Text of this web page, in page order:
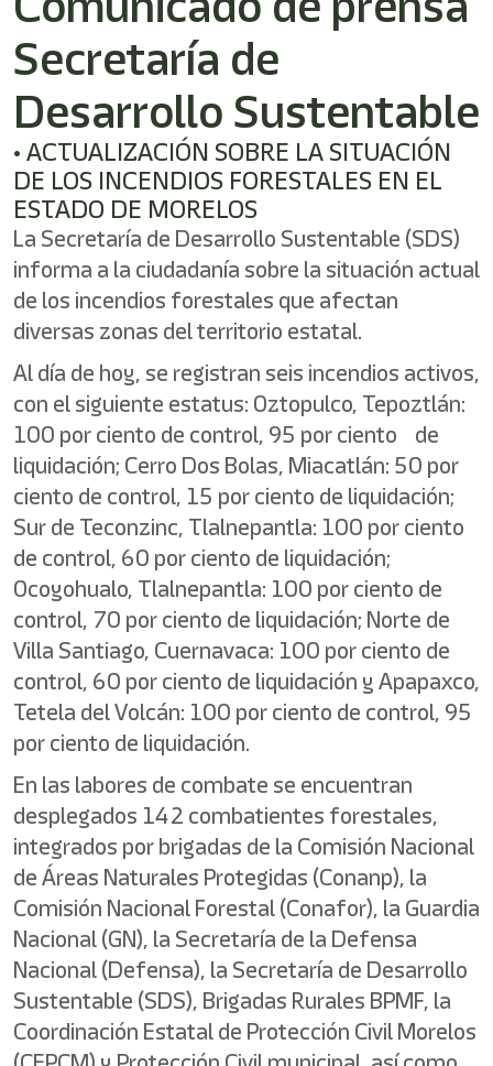
Secretaría de
Desarrollo Sustentable
• ACTUALIZACIÓN SOBRE LA SITUACIÓN
DE LOS INCENDIOS FORESTALES EN EL
ESTADO DE MORELOS
La Secretaría de Desarrollo Sustentable (SDS)
informa a la ciudadanía sobre la situación actual
de los incendios forestales que afectan
diversas zonas del territorio estatal.
Al día de hoy, se registran seis incendios activos,
con el siguiente estatus: Oztopulco, Tepoztlán:
100 por ciento de control, 95 por ciento de
liquidación; Cerro Dos Bolas, Miacatlán: 50 por
ciento de control, 15 por ciento de liquidación;
Sur de Teconzinc, Tlalnepantla: 100 por ciento
de control, 60 por ciento de liquidación;
Ocoyohualo, Tlalnepantla: 100 por ciento de
control, 70 por ciento de liquidación; Norte de
Villa Santiago, Cuernavaca: 100 por ciento de
control, 60 por ciento de liquidación y Apapaxco,
Tetela del Volcán: 100 por ciento de control, 95
por ciento de liquidación.
En las labores de combate se encuentran
desplegados 142 combatientes forestales,
integrados por brigadas de la Comisión Nacional
de Áreas Naturales Protegidas (Conanp), la
Comisión Nacional Forestal (Conafor), la Guardia
Nacional (GN), la Secretaría de la Defensa
Nacional (Defensa), la Secretaría de Desarrollo
Sustentable (SDS), Brigadas Rurales BPMF, la
Coordinación Estatal de Protección Civil Morelos